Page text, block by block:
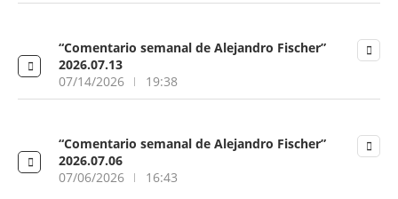
“Comentario semanal de Alejandro Fischer”
2026.07.13
07/14/2026
19:38
“Comentario semanal de Alejandro Fischer”
2026.07.06
07/06/2026
16:43